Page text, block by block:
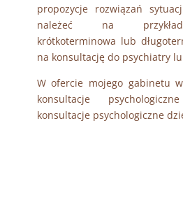
propozycje rozwiązań
należeć na
krótkoterminowa lub
na konsultację do psychiatry
W ofercie mojego gabinetu
konsultacje
konsultacje psychologiczne